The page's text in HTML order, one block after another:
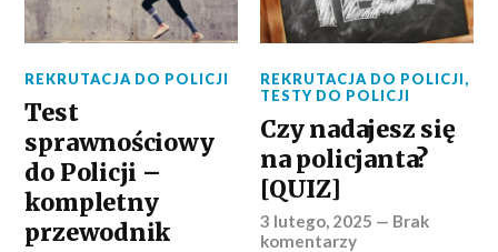
REKRUTACJA DO POLICJI
Test
sprawnościowy
do Policji –
kompletny
przewodnik
REKRUTACJA DO POLICJI,
TESTY DO POLICJI
Czy nadajesz się
na policjanta?
[QUIZ]
3 lutego, 2025 — Brak
komentarzy